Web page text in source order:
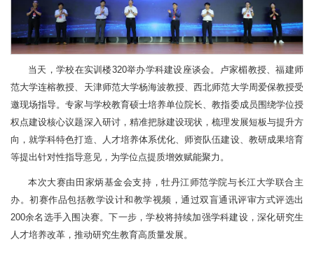
当天，学校在实训楼320举办学科建设座谈会。卢家楣教授、福建师
范大学连榕教授、天津师范大学杨海波教授、西北师范大学周爱保教授受
邀现场指导。专家与学校教育硕士培养单位院长、教指委成员围绕学位授
权点建设核心议题深入研讨，精准把脉建设现状，梳理发展短板与提升方
向，就学科特色打造、人才培养体系优化、师资队伍建设、教研成果培育
等提出针对性指导意见，为学位点提质增效赋能聚力。
本次大赛由田家炳基金会支持，牡丹江师范学院与长江大学联合主
办。初赛作品包括教学设计和教学视频，通过双盲通讯评审方式评选出
200余名选手入围决赛。下一步，学校将持续加强学科建设，深化研究生
人才培养改革，推动研究生教育高质量发展。